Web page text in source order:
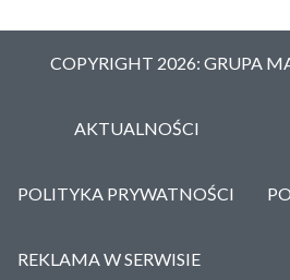
COPYRIGHT 2026: GRUPA
AKTUALNOŚCI
POLITYKA PRYWATNOŚCI
REKLAMA W SERWISIE